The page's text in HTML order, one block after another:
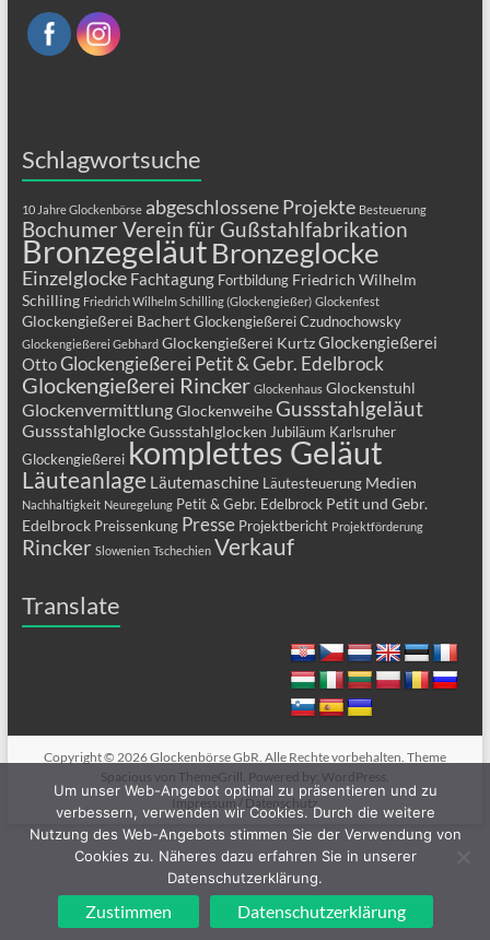
Schlagwortsuche
10 Jahre Glockenbörse abgeschlossene Projekte Besteuerung
Bochumer Verein für Gußstahlfabrikation
Bronzegeläut Bronzeglocke
Einzelglocke Fachtagung Fortbildung Friedrich Wilhelm
Schilling Friedrich Wilhelm Schilling (Glockengießer) Glockenfest
Glockengießerei Bachert Glockengießerei Czudnochowsky
Glockengießerei Gebhard Glockengießerei KurtzGlockengießerei
OttoGlockengießerei Petit & Gebr. Edelbrock
Glockengießerei Rincker Glockenhaus Glockenstuhl
GlockenvermittlungGlockenweihe Gussstahlgeläut
GussstahlglockeGussstahlglocken Jubiläum Karlsruher
Glockengießerei komplettes Geläut
Läuteanlage Läutemaschine Läutesteuerung Medien
Nachhaltigkeit Neuregelung Petit & Gebr. Edelbrock Petit und Gebr.
Edelbrock Preissenkung Presse Projektbericht Projektförderung
Rincker Slowenien Tschechien Verkauf
Translate
Copyright © 2026Glockenbörse GbR . Alle Rechte vorbehalten. Theme
Spacious von ThemeGrill. Powered by: WordPress
Impressum / Datenschutz
Um unser Web-Angebot optimal zu präsentieren und zu
verbessern, verwenden wir Cookies. Durch die weitere
Nutzung des Web-Angebots stimmen Sie der Verwendung von
Cookies zu. Näheres dazu erfahren Sie in unserer
Datenschutzerklärung.
Zustimmen Datenschutzerklärung